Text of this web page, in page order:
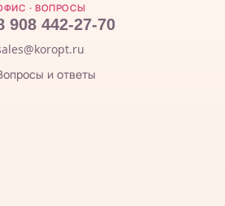
· ВОПРОСЫ
908 442-27-70
и ответы